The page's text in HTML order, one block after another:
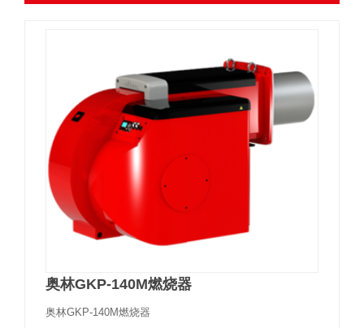
奥林GKP-140M燃烧器
奥林GKP-140M燃烧器